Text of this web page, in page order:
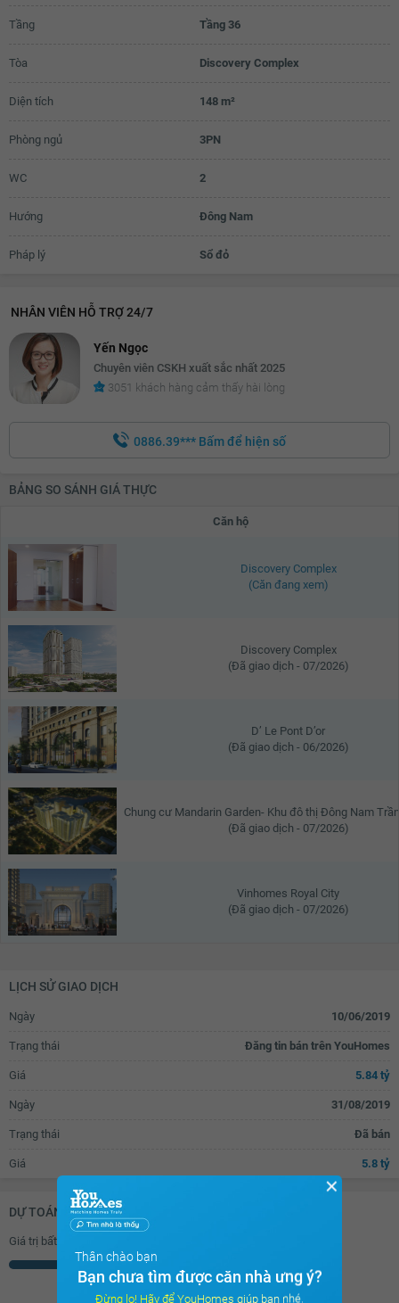
Tầng Tầng 36
Tòa Discovery Complex
Diện tích 148 m²
Phòng ngủ 3PN
WC 2
Hướng Đông Nam
Pháp lý Sổ đỏ
NHÂN VIÊN HỖ TRỢ 24/7
Yến Ngọc
Chuyên viên CSKH xuất sắc nhất 2025
3051 khách hàng cảm thấy hài lòng
0886.39*** Bấm để hiện số
BẢNG SO SÁNH GIÁ THỰC
Căn hộ
Discovery Complex
(Căn đang xem)
Discovery Complex
(Đã giao dịch - 07/2026)
D’ Le Pont D’or
(Đã giao dịch - 06/2026)
Chung cư Mandarin Garden- Khu đô thị Đông Nam
(Đã giao dịch - 07/2026)
Vinhomes Royal City
(Đã giao dịch - 07/2026)
LỊCH SỬ GIAO DỊCH
Ngày 10/06/2019
Trạng thái Đăng tin bán trên YouHomes
Giá 5.84 tỷ
Ngày 31/08/2019
Trạng thái Đã bán
Giá 5.8 tỷ
DỰ TOÁN KHOẢN VAY (ĐƠN VỊ: VNĐ)
Giá trị bất động sản
Triệu
✕
Thân chào bạn
Bạn chưa tìm được căn nhà ưng ý?
Đừng lo! Hãy để YouHomes giúp bạn nhé.